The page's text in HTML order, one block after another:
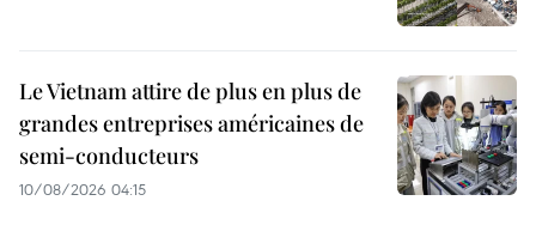
Le Vietnam attire de plus en plus de
grandes entreprises américaines de
semi-conducteurs
10/08/2026 04:15